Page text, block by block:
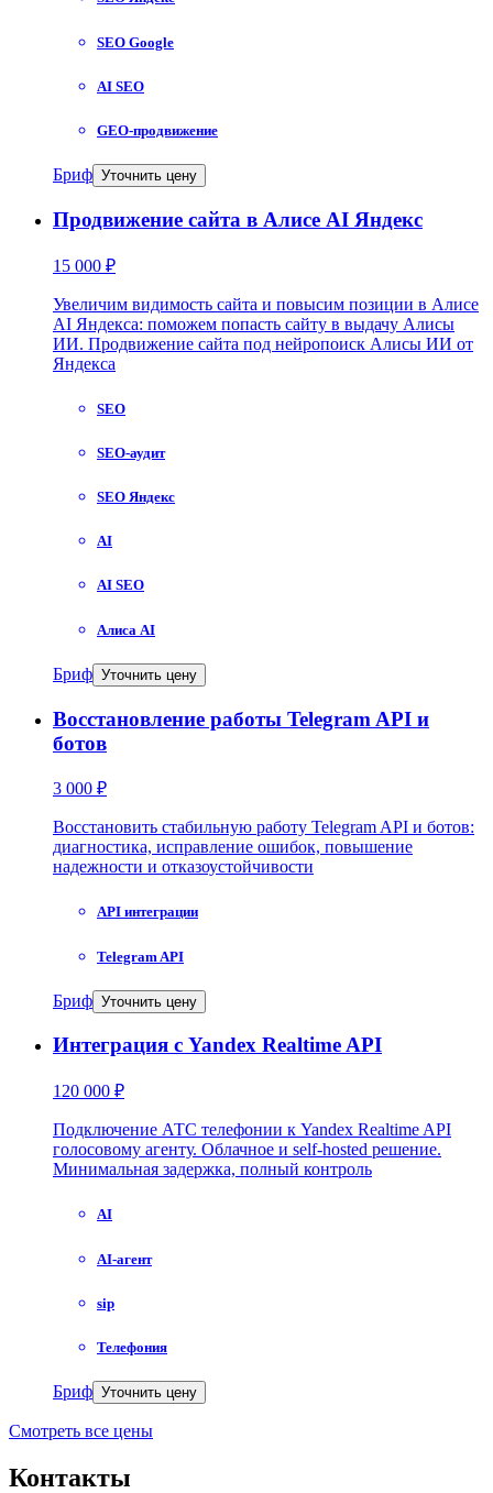
SEO Google
AI SEO
GEO-продвижение
Бриф Уточнить цену
Продвижение сайта в Алисе AI Яндекс
15 000 ₽
Увеличим видимость сайта и повысим позиции в Алисе
AI Яндекса: поможем попасть сайту в выдачу Алисы
ИИ. Продвижение сайта под нейропоиск Алисы ИИ от
Яндекса
SEO
SEO-аудит
SEO Яндекс
AI
AI SEO
Алиса AI
Бриф Уточнить цену
Восстановление работы Telegram API и
ботов
3 000 ₽
Восстановить стабильную работу Telegram API и ботов:
диагностика, исправление ошибок, повышение
надежности и отказоустойчивости
API интеграции
Telegram API
Бриф Уточнить цену
Интеграция с Yandex Realtime API
120 000 ₽
Подключение АТС телефонии к Yandex Realtime API
голосовому агенту. Облачное и self-hosted решение.
Минимальная задержка, полный контроль
AI
AI-агент
sip
Телефония
Бриф Уточнить цену
Смотреть все цены
Контакты